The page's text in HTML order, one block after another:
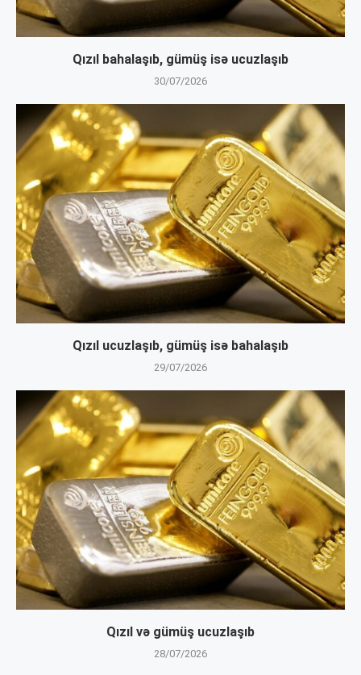
Qızıl bahalaşıb, gümüş isə ucuzlaşıb
30/07/2026
Qızıl ucuzlaşıb, gümüş isə bahalaşıb
29/07/2026
Qızıl və gümüş ucuzlaşıb
28/07/2026